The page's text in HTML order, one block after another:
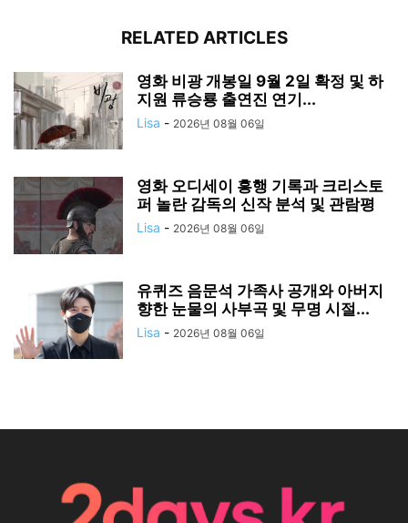
RELATED ARTICLES
영화 비광 개봉일 9월 2일 확정 및 하
지원 류승룡 출연진 연기...
Lisa - 2026년 08월 06일
영화 오디세이 흥행 기록과 크리스토
퍼 놀란 감독의 신작 분석 및 관람평
Lisa - 2026년 08월 06일
유퀴즈 음문석 가족사 공개와 아버지
향한 눈물의 사부곡 및 무명 시절...
Lisa - 2026년 08월 06일